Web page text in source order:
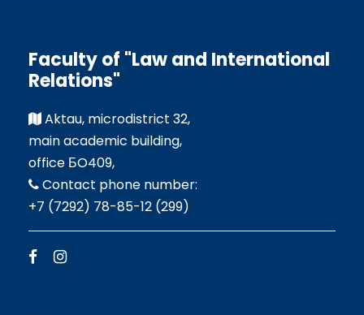
Faculty of "Law and International
Relations"
Aktau, microdistrict 32,
main academic building,
office БO409,
Contact phone number:
+7 (7292) 78-85-12 (299)